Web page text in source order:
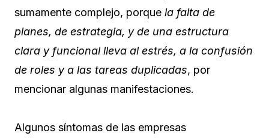
sumamente complejo, porque la falta de
planes, de estrategia, y de una estructura
clara y funcional lleva al estrés, a la confusión
de roles y a las tareas duplicadas, por
mencionar algunas manifestaciones.
Algunos síntomas de las empresas